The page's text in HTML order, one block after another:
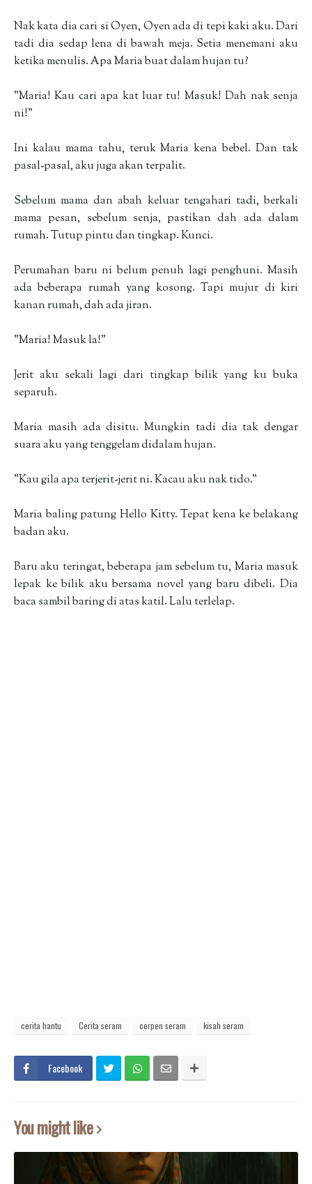
Nak kata dia cari si Oyen, Oyen ada di tepi kaki aku. Dari
tadi dia sedap lena di bawah meja. Setia menemani aku
ketika menulis. Apa Maria buat dalam hujan tu?
"Maria! Kau cari apa kat luar tu! Masuk! Dah nak senja
ni!"
Ini kalau mama tahu, teruk Maria kena bebel. Dan tak
pasal-pasal, aku juga akan terpalit.
Sebelum mama dan abah keluar tengahari tadi, berkali
mama pesan, sebelum senja, pastikan dah ada dalam
rumah. Tutup pintu dan tingkap. Kunci.
Perumahan baru ni belum penuh lagi penghuni. Masih
ada beberapa rumah yang kosong. Tapi mujur di kiri
kanan rumah, dah ada jiran.
"Maria! Masuk la!"
Jerit aku sekali lagi dari tingkap bilik yang ku buka
separuh.
Maria masih ada disitu. Mungkin tadi dia tak dengar
suara aku yang tenggelam didalam hujan.
"Kau gila apa terjerit-jerit ni. Kacau aku nak tido."
Maria baling patung Hello Kitty. Tepat kena ke belakang
badan aku.
Baru aku teringat, beberapa jam sebelum tu, Maria masuk
lepak ke bilik aku bersama novel yang baru dibeli. Dia
baca sambil baring di atas katil. Lalu terlelap.
cerita hantu Cerita seram cerpen seram kisah seram
Facebook
You might like